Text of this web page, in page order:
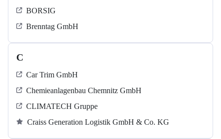
BORSIG
Brenntag GmbH
C
Car Trim GmbH
Chemieanlagenbau Chemnitz GmbH
CLIMATECH Gruppe
Craiss Generation Logistik GmbH & Co. KG